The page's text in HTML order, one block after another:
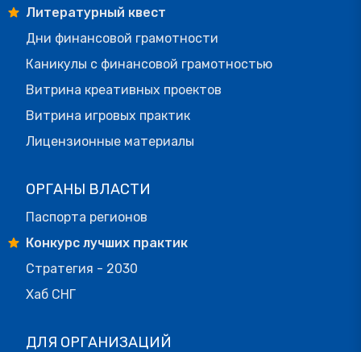
Литературный квест
Дни финансовой грамотности
Каникулы с финансовой грамотностью
Витрина креативных проектов
Витрина игровых практик
Лицензионные материалы
ОРГАНЫ ВЛАСТИ
Паспорта регионов
Конкурс лучших практик
Стратегия - 2030
Хаб СНГ
ДЛЯ ОРГАНИЗАЦИЙ